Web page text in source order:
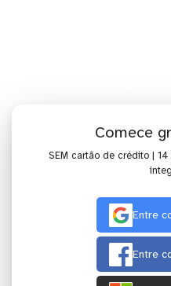
Comece
SEM cartão de crédito |
Entre
Entre